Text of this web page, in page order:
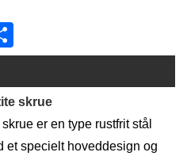
skrue
er en type rustfrit stål
et specielt hoveddesign og